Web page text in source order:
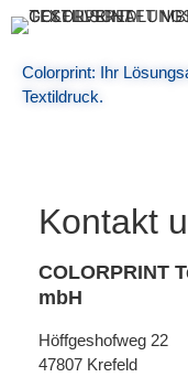
Colorprint: Ihr
Textildruck.
Kontakt
COLORPRINT
mbH
Höffgeshofweg 22
47807 Krefeld